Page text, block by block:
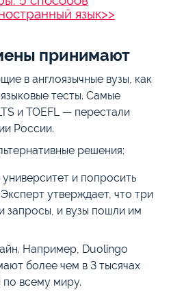
язык>>
принимают
в англоязычные вузы, как
тесты. Самые
и TOEFL — перестали
России.
решения:
и попросить
утверждает, что три
запросы, и вузы пошли им
Например, Duolingo
более чем в 3 тысячах
по всему миру.